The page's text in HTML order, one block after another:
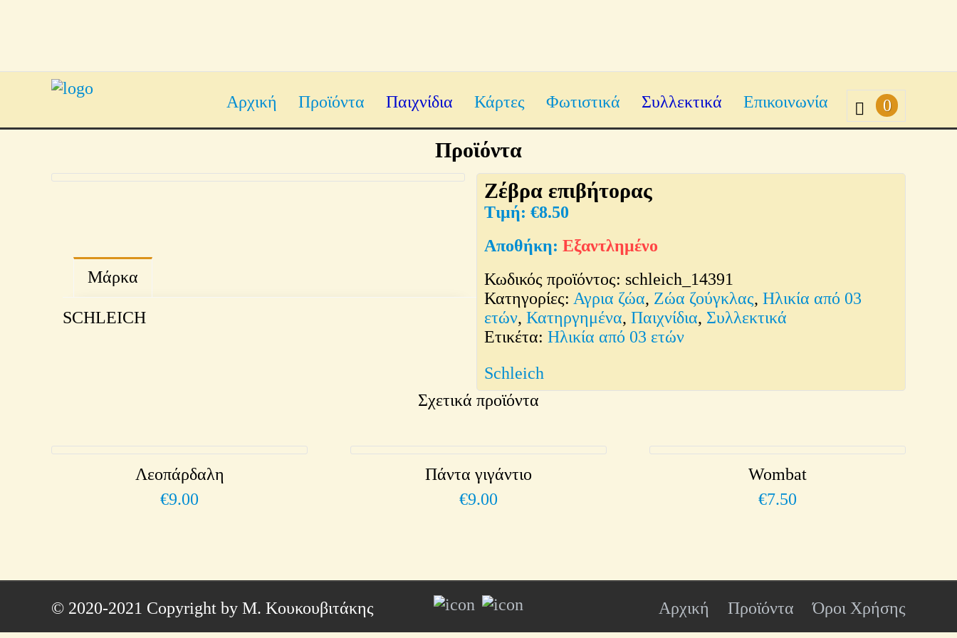
Αρχική Προϊόντα Παιχνίδια Κάρτες Φωτιστικά Συλλεκτικά Επικοινωνία 0
Προϊόντα
Ζέβρα επιβήτορας
€8.50
Εξαντλημένο
Κωδικός προϊόντος: schleich_14391
Κατηγορίες: Αγρια ζώα, Ζώα ζούγκλας,Ηλικία από 03
ετών,Κατηργημένα,Παιχνίδια, Συλλεκτικά
Ετικέτα:Ηλικία από 03 ετών
Schleich
Μάρκα
SCHLEICH
Σχετικά προϊόντα
Λεοπάρδαλη
€9.00
Πάντα γιγάντιο
€9.00
Wombat
€7.50
Αρχική Προϊόντα Όροι Χρήσης
© 2020-2021 Copyright by Μ. Κουκουβιτάκης